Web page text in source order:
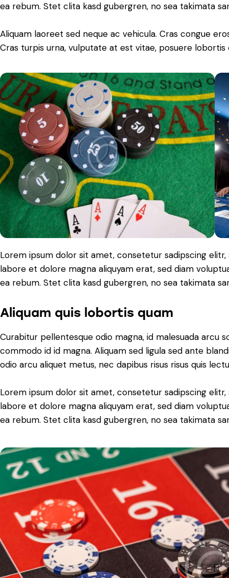
ea rebum. Stet clita kasd gubergren, no sea takimata
Aliquam laoreet sed neque ac vehicula. Cras congue
Cras turpis urna, vulputate at est vitae, posuere lobortis
Lorem ipsum dolor sit amet, consetetur sadipscing
labore et dolore magna aliquyam erat, sed diam
ea rebum. Stet clita kasd gubergren, no sea takimata
Aliquam quis lobortis quam
Curabitur pellentesque odio magna, id malesuada arcu
commodo id id magna. Aliquam sed ligula sed ante
odio arcu aliquet metus, nec dapibus risus risus quis
Lorem ipsum dolor sit amet, consetetur sadipscing
labore et dolore magna aliquyam erat, sed diam
ea rebum. Stet clita kasd gubergren, no sea takimata